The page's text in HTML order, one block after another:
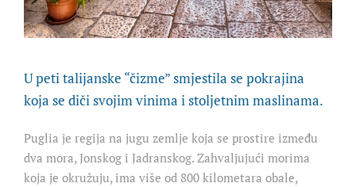
U peti talijanske “čizme” smjestila se pokrajina
koja se diči svojim vinima i stoljetnim maslinama.
Puglia je regija na jugu zemlje koja se prostire između
dva mora, Jonskog i Jadranskog. Zahvaljujući morima
koja je okružuju, ima više od 800 kilometara obale,